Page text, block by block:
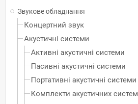
Звукове обладнання
Концертний звук
Акустичні системи
Активні акустичні системи
Пасивні акустичні системи
Портативні акустичні системи
Комплекти акустичних систем